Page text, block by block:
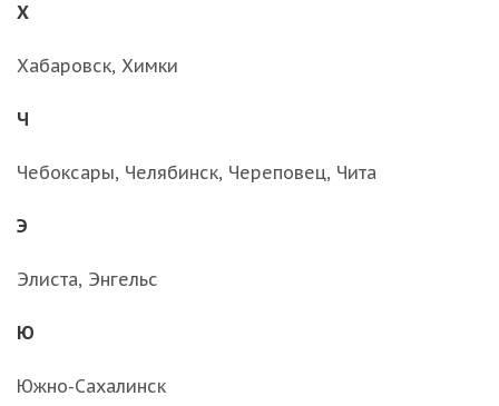
Х
Хабаровск, Химки
Ч
Чебоксары, Челябинск, Череповец, Чита
Э
Элиста, Энгельс
Ю
Южно-Сахалинск